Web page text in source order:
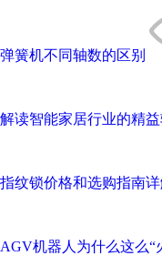
弹簧机不同轴数的区别
解读智能家居行业的精益
指纹锁价格和选购指南
AGV机器人为什么这么“